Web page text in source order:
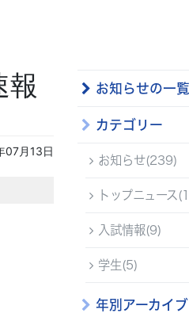
お知らせの一覧
カテゴリー
お知らせ(239)
トップニュース
入試情報(9)
学生(5)
年別アーカイブ
07月13日